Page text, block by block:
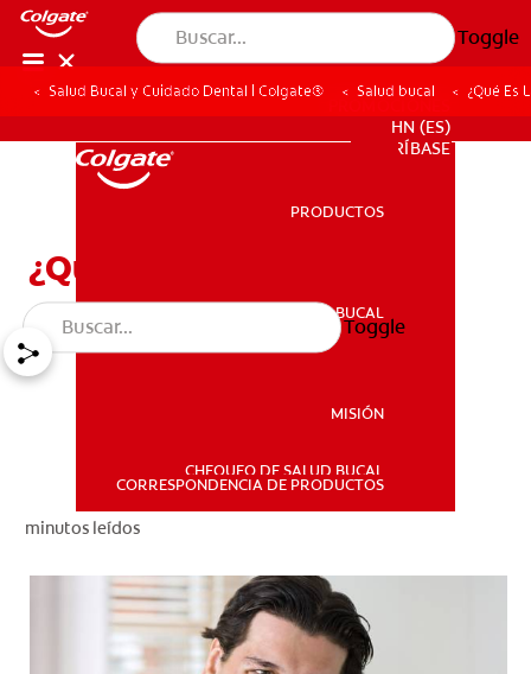
Toggle
SALUD BUCAL
CORRESPONDENCIA DE PRODUCTOS
HN (ES)
SUSCRÍBASE
PRODUCTOS
SALUD BUCAL
MISIÓN
CHEQUEO DE SALUD BUCAL
CORRESPONDENCIA DE PRODUCTOS
Toggle
Salud Bucal y Cuidado Dental | Colgate® Salud bucal ¿Qué Es
¿Qué Es La Micrognatia?
minutos leídos